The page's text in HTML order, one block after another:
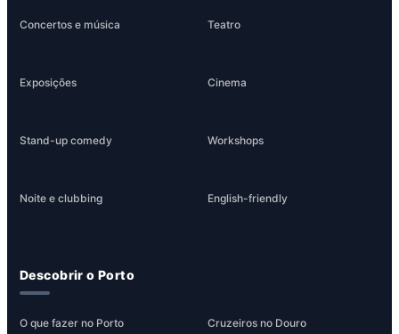
Concertos e música Teatro
Exposições Cinema
Stand-up comedy Workshops
Noite e clubbing English-friendly
Descobrir o Porto
O que fazer no Porto Cruzeiros no Douro